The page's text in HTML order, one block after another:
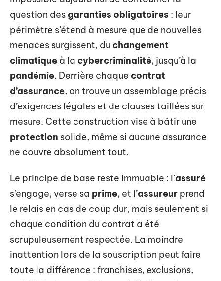
question des garanties obligatoires : leur
périmètre s’étend à mesure que de nouvelles
menaces surgissent, du changement
climatique à la cybercriminalité, jusqu’à la
pandémie. Derrière chaque contrat
d’assurance, on trouve un assemblage précis
d’exigences légales et de clauses taillées sur
mesure. Cette construction vise à bâtir une
protection solide, même si aucune assurance
ne couvre absolument tout.
Le principe de base reste immuable : l’assuré
s’engage, verse sa prime, et l’assureur prend
le relais en cas de coup dur, mais seulement si
chaque condition du contrat a été
scrupuleusement respectée. La moindre
inattention lors de la souscription peut faire
toute la différence : franchises, exclusions,